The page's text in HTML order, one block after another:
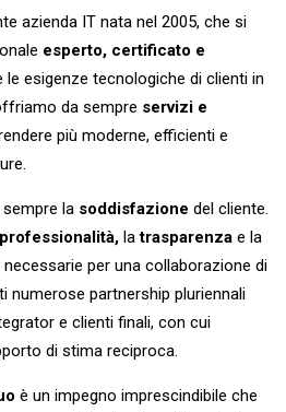
azienda IT nata nel 2005, che si
esperto, certificato e
le esigenze tecnologiche di clienti in
da sempre servizi e
più moderne, efficienti e
la soddisfazione del cliente.
professionalità, latrasparenza e la
per una collaborazione di
partnership pluriennali
e clienti finali, con cui
di stima reciproca.
è un impegno imprescindibile che